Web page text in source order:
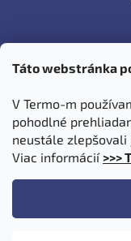
Táto webstránka
V Termo-m
pohodlné
neustále zlepšovali
Viac informácií >>>